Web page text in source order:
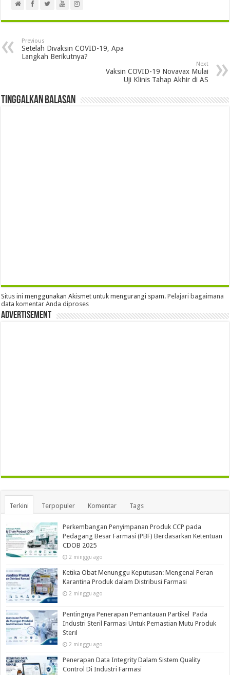
Previous
Setelah Divaksin COVID-19, Apa
Langkah Berikutnya?
Next
Vaksin COVID-19 Novavax Mulai
Uji Klinis Tahap Akhir di AS
Tinggalkan Balasan
Situs ini menggunakan Akismet untuk mengurangi spam.Pelajari bagaimana
data komentar Anda diproses
Advertisement
Terkini Terpopuler Komentar Tags
Perkembangan Penyimpanan Produk CCP pada
Pedagang Besar Farmasi (PBF) Berdasarkan Ketentuan
CDOB 2025
2 minggu ago
Ketika Obat Menunggu Keputusan: Mengenal Peran
Karantina Produk dalam Distribusi Farmasi
2 minggu ago
Pentingnya Penerapan Pemantauan Partikel Pada
Industri Steril Farmasi Untuk Pemastian Mutu Produk
Steril
2 minggu ago
Penerapan Data Integrity Dalam Sistem Quality
Control Di Industri Farmasi